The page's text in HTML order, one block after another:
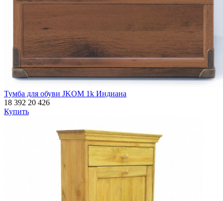
Тумба для обуви JKOM 1k Индиана
18 392 20 426
Купить